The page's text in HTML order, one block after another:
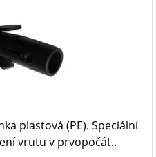
plastová (PE). Speciální
vrutu v prvopočát..